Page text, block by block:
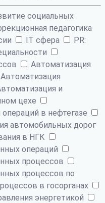
социальных
педагогика
IT сфера
PR:
Автоматизация
Автоматизация
и
цехе
в нефтегазе
автомобильных дорог
в НГК
операций
процессов
процессов по
в госорганах
энергетикой